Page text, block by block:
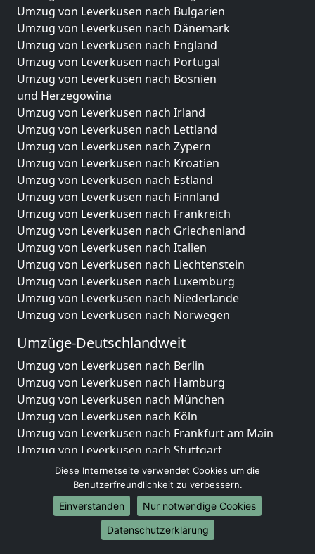
Umzug von Leverkusen nach Bulgarien
Umzug von Leverkusen nach Dänemark
Umzug von Leverkusen nach England
Umzug von Leverkusen nach Portugal
Umzug von Leverkusen nach Bosnien
und Herzegowina
Umzug von Leverkusen nach Irland
Umzug von Leverkusen nach Lettland
Umzug von Leverkusen nach Zypern
Umzug von Leverkusen nach Kroatien
Umzug von Leverkusen nach Estland
Umzug von Leverkusen nach Finnland
Umzug von Leverkusen nach Frankreich
Umzug von Leverkusen nach Griechenland
Umzug von Leverkusen nach Italien
Umzug von Leverkusen nach Liechtenstein
Umzug von Leverkusen nach Luxemburg
Umzug von Leverkusen nach Niederlande
Umzug von Leverkusen nach Norwegen
Umzüge-Deutschlandweit
Umzug von Leverkusen nach Berlin
Umzug von Leverkusen nach Hamburg
Umzug von Leverkusen nach München
Umzug von Leverkusen nach Köln
Umzug von Leverkusen nach Frankfurt am Main
Umzug von Leverkusen nach Stuttgart
Umzug von Leverkusen nach Düsseldorf
Umzug von Leverkusen nach Leipzig
Umzug von Leverkusen nach Dortmund
Umzug von Leverkusen nach Essen
Umzug von Leverkusen nach Bremen
Diese Internetseite verwendet Cookies um die
Benutzerfreundlichkeit zu verbessern.
Einverstanden
Nur notwendige Cookies
Datenschutzerklärung